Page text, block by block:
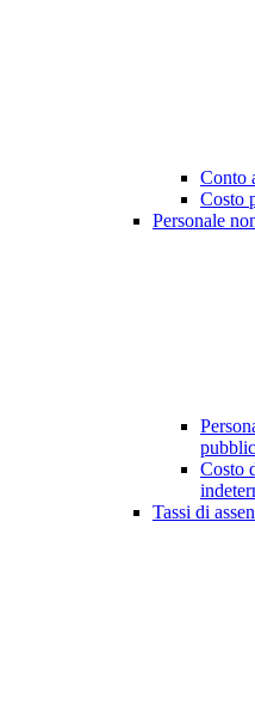
Conto
Costo
Personale
Costo
Tassi di